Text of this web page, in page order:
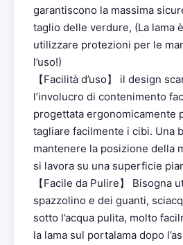
garantiscono la massima
taglio delle verdure, (La lama
utilizzare protezioni per le
l’uso!)
【Facilità d’uso】 il design
l’involucro di contenimento
progettata ergonomicamente
tagliare facilmente i cibi. Una
mantenere la posizione della
si lavora su una superficie
【Facile da Pulire】 Bisogna
spazzolino e dei guanti,
sotto l’acqua pulita, molto
la lama sul portalama dopo